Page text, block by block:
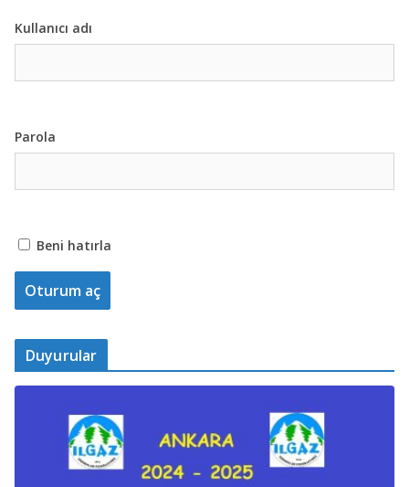
Kullanıcı adı
Parola
Beni hatırla
Duyurular